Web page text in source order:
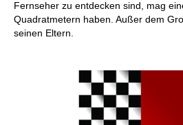
Fernseher zu entdecken sind, mag
Quadratmetern haben. Außer dem
seinen Eltern.